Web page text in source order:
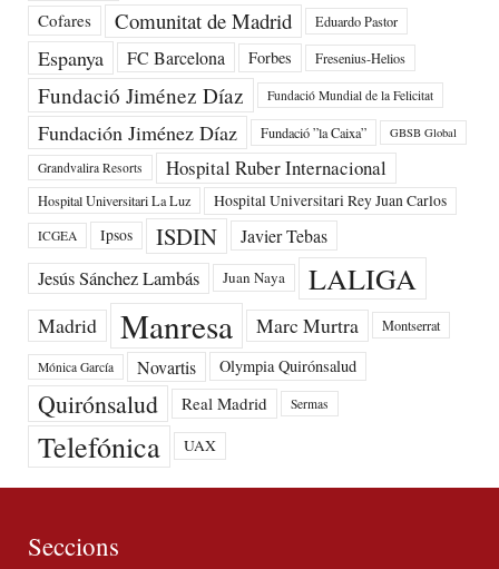
Cofares Comunitat de Madrid Eduardo Pastor
Espanya FC Barcelona Forbes Fresenius-Helios
Fundació Jiménez Díaz Fundació Mundial de la Felicitat
Fundación Jiménez Díaz Fundació ”la Caixa” GBSB Global
Grandvalira Resorts Hospital Ruber Internacional
Hospital Universitari La Luz Hospital Universitari Rey Juan Carlos
ICGEA Ipsos ISDIN Javier Tebas
Jesús Sánchez Lambás Juan Naya LALIGA
Madrid Manresa Marc Murtra Montserrat
Mónica García Novartis Olympia Quirónsalud
Quirónsalud Real Madrid Sermas
Telefónica UAX
Seccions